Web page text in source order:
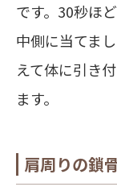
です。30秒ほ
中側に当てま
えて体に引き
ます。
肩周りの鎖